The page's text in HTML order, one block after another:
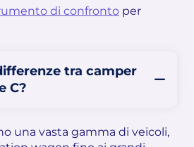
di confronto per
tra camper
C?
una vasta gamma di veicoli,